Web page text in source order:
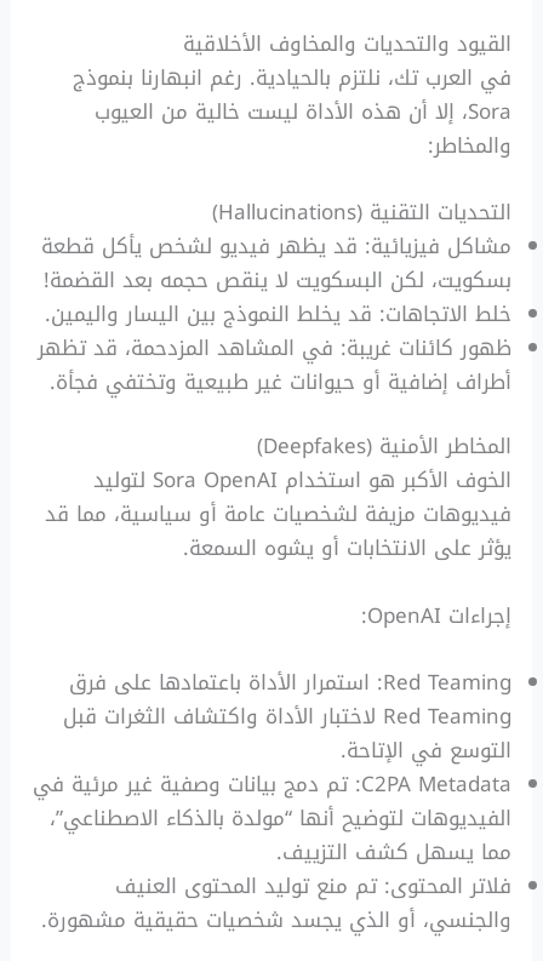
القيود والتحديات والمخاوف الأخلاقية
في العرب تك، نلتزم بالحيادية. رغم انبهارنا بنموذج
Sora، إلا أن هذه الأداة ليست خالية من العيوب
والمخاطر:
التحديات التقنية (Hallucinations)
مشاكل فيزيائية: قد يظهر فيديو لشخص يأكل قطعة
بسكويت، لكن البسكويت لا ينقص حجمه بعد القضمة!
خلط الاتجاهات: قد يخلط النموذج بين اليسار واليمين.
ظهور كائنات غريبة: في المشاهد المزدحمة، قد تظهر
أطراف إضافية أو حيوانات غير طبيعية وتختفي فجأة.
المخاطر الأمنية (Deepfakes)
الخوف الأكبر هو استخدام Sora OpenAI لتوليد
فيديوهات مزيفة لشخصيات عامة أو سياسية، مما قد
يؤثر على الانتخابات أو يشوه السمعة.
إجراءات OpenAI:
Red Teaming: استمرار الأداة باعتمادها على فرق
Red Teaming لاختبار الأداة واكتشاف الثغرات قبل
التوسع في الإتاحة.
C2PA Metadata: تم دمج بيانات وصفية غير مرئية في
الفيديوهات لتوضيح أنها “مولدة بالذكاء الاصطناعي”،
مما يسهل كشف التزييف.
فلاتر المحتوى: تم منع توليد المحتوى العنيف
والجنسي، أو الذي يجسد شخصيات حقيقية مشهورة.